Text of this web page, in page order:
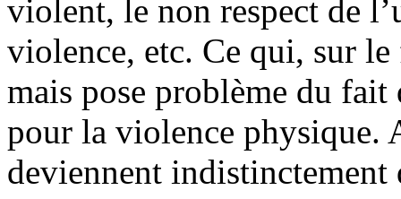
violent, le non respect de
violence, etc. Ce qui, sur
mais pose problème du
pour la violence physique.
deviennent indistinctement